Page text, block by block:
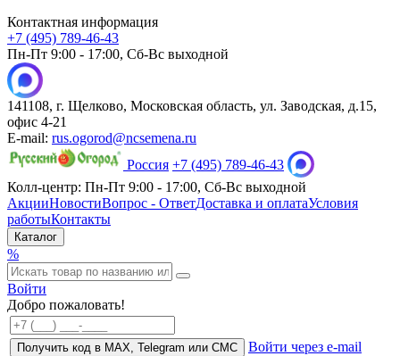
Контактная информация
+7 (495) 789-46-43
Пн-Пт 9:00 - 17:00, Сб-Вс выходной
141108, г. Щелково, Московская область, ул. Заводская, д.15,
офис 4-21
E-mail: rus.ogorod@ncsemena.ru
Россия +7 (495) 789-46-43
Колл-центр: Пн-Пт 9:00 - 17:00, Сб-Вс выходной
АкцииНовостиВопрос - ОтветДоставка и оплатаУсловия
работыКонтакты
Каталог
%
Войти
Добро пожаловать!
Получить код в MAX, Telegram или СМС
Войти через e-mail